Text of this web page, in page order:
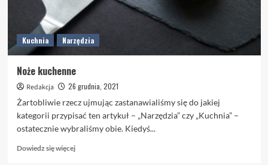
Kuchnia Narzędzia
Noże kuchenne
Redakcja
26 grudnia, 2021
Żartobliwie rzecz ujmując zastanawialiśmy się do jakiej
kategorii przypisać ten artykuł – „Narzędzia” czy „Kuchnia” –
ostatecznie wybraliśmy obie. Kiedyś...
Dowiedz się więcejDowiedz